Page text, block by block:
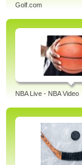
Golf.com
NBA Live - NBA Video